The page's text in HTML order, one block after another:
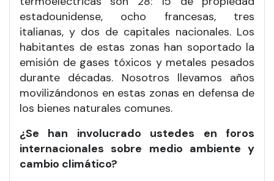
estadounidense, ocho francesas, tres
italianas, y dos de capitales nacionales. Los
habitantes de estas zonas han soportado la
emisión de gases tóxicos y metales pesados
durante décadas. Nosotros llevamos años
movilizándonos en estas zonas en defensa de
los bienes naturales comunes.
¿Se han involucrado ustedes en foros
internacionales sobre medio ambiente y
cambio climático?